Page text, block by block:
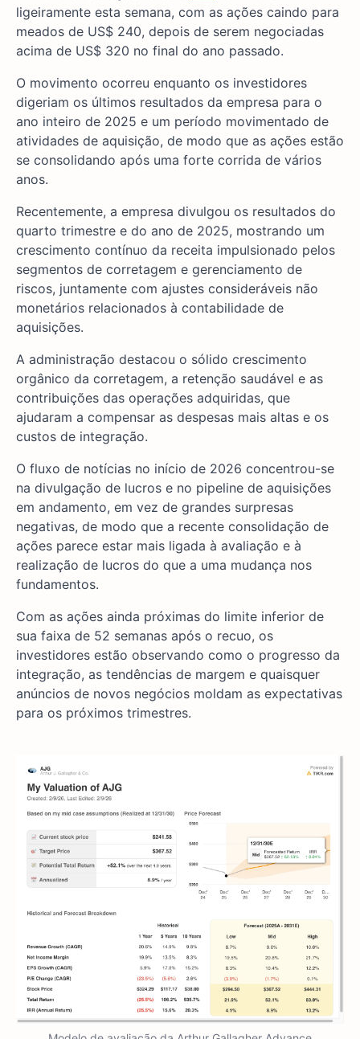
ligeiramente esta semana, com as ações caindo para
meados de US$ 240, depois de serem negociadas
acima de US$ 320 no final do ano passado.
O movimento ocorreu enquanto os investidores
digeriam os últimos resultados da empresa para o
ano inteiro de 2025 e um período movimentado de
atividades de aquisição, de modo que as ações estão
se consolidando após uma forte corrida de vários
anos.
Recentemente, a empresa divulgou os resultados do
quarto trimestre e do ano de 2025, mostrando um
crescimento contínuo da receita impulsionado pelos
segmentos de corretagem e gerenciamento de
riscos, juntamente com ajustes consideráveis não
monetários relacionados à contabilidade de
aquisições.
A administração destacou o sólido crescimento
orgânico da corretagem, a retenção saudável e as
contribuições das operações adquiridas, que
ajudaram a compensar as despesas mais altas e os
custos de integração.
O fluxo de notícias no início de 2026 concentrou-se
na divulgação de lucros e no pipeline de aquisições
em andamento, em vez de grandes surpresas
negativas, de modo que a recente consolidação de
ações parece estar mais ligada à avaliação e à
realização de lucros do que a uma mudança nos
fundamentos.
Com as ações ainda próximas do limite inferior de
sua faixa de 52 semanas após o recuo, os
investidores estão observando como o progresso da
integração, as tendências de margem e quaisquer
anúncios de novos negócios moldam as expectativas
para os próximos trimestres.